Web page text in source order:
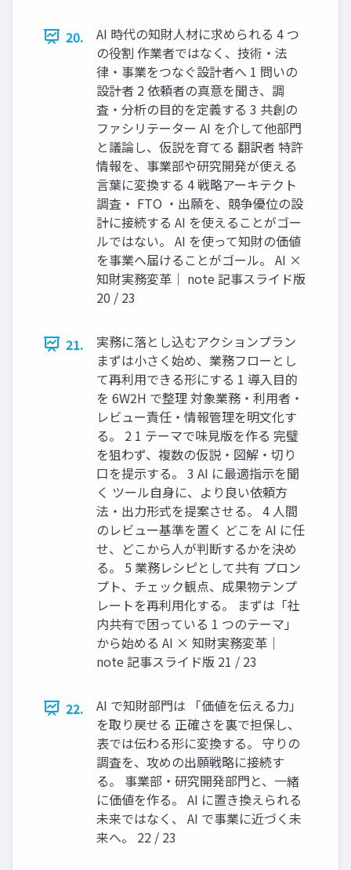
20.
AI 時代の知財人材に求められる 4 つ
の役割 作業者ではなく、技術・法
律・事業をつなぐ設計者へ 1 問いの
設計者 2 依頼者の真意を聞き、調
査・分析の目的を定義する 3 共創の
ファシリテーター AI を介して他部門
と議論し、仮説を育てる 翻訳者 特許
情報を、事業部や研究開発が使える
言葉に変換する 4 戦略アーキテクト
調査・ FTO ・出願を、競争優位の設
計に接続する AI を使えることがゴー
ルではない。 AI を使って知財の価値
を事業へ届けることがゴール。 AI ×
知財実務変革｜ note 記事スライド版
20 / 23
21.
実務に落とし込むアクションプラン
まずは小さく始め、業務フローとし
て再利用できる形にする 1 導入目的
を 6W2H で整理 対象業務・利用者・
レビュー責任・情報管理を明文化す
る。 2 1 テーマで味見版を作る 完璧
を狙わず、複数の仮説・図解・切り
口を提示する。 3 AI に最適指示を聞
く ツール自身に、より良い依頼方
法・出力形式を提案させる。 4 人間
のレビュー基準を置く どこを AI に任
せ、どこから人が判断するかを決め
る。 5 業務レシピとして共有 プロン
プト、チェック観点、成果物テンプ
レートを再利用化する。 まずは「社
内共有で困っている 1 つのテーマ」
から始める AI × 知財実務変革｜
note 記事スライド版 21 / 23
22.
AI で知財部門は 「価値を伝える力」
を取り戻せる 正確さを裏で担保し、
表では伝わる形に変換する。 守りの
調査を、攻めの出願戦略に接続す
る。 事業部・研究開発部門と、一緒
に価値を作る。 AI に置き換えられる
未来ではなく、 AI で事業に近づく未
来へ。 22 / 23